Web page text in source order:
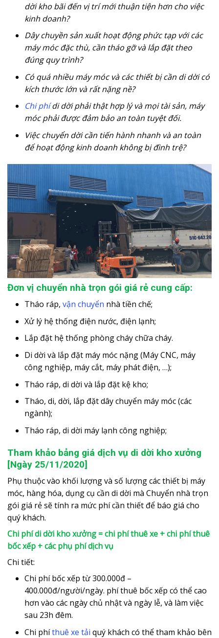
dời kho bãi đến vị trí mới thuận tiện hơn cho việc
kinh doanh?
Dây chuyền sản xuất hoạt động phức tạp với các
máy móc đặc thù, cần tháo gỡ và lắp đặt theo
đúng quy trình?
Có quá nhiều máy móc và các thiết bị cần di dời có
kích thước lớn và rất nặng nề?
Chi phídi dời phải thật hợp lý và mọi tài sản, máy
móc phải được đảm bảo an toàn tuyệt đối.
Việc chuyển dời cần tiến hành nhanh và an toàn
để hoạt động kinh doanh không bị đình trệ?
Đơn vị chuyển nhà trọn gói giá rẻ cung cấp:
Tháo ráp, vận chuyển nhà tiền chế;
Xử lý hệ thống điện nước, điện lạnh;
Lắp đặt hệ thống phòng cháy chữa cháy.
Di dời và lắp đặt máy móc nặng (Máy CNC, máy
công nghiệp, máy cắt, máy phát điện, …);
Tháo ráp, di dời và lắp đặt kệ kho;
Tháo, di, dời, lắp đặt dây chuyển máy móc (các
ngành);
Tháo ráp, di dời máy lạnh công nghiệp;
Tham khảo bảng giá dịch vụ di dời kho xưởng
[Ngày 25/11/2020]
Phụ thuộc vào khối lượng và số lượng các thiết bị máy
móc, hàng hóa, dụng cụ cần di dời mà Chuyển nhà trọn
gói giá rẻ sẽ tính ra mức phí cần thiết để báo giá cho
quý khách.
Chi phí di dời kho xưởng = chi phí thuê xe + chi phí thuê
bốc xếp + các phụ phí dịch vụ
Chi tiết:
Chi phí bốc xếp từ 300.000đ –
400.000đ/người/ngày. phí thuê bốc xếp có thể cao
hơn vào các ngày chủ nhật và ngày lễ, và làm việc
sau 23h đêm.
Chi phíthuê xe tải quý khách có thể tham khảo bên